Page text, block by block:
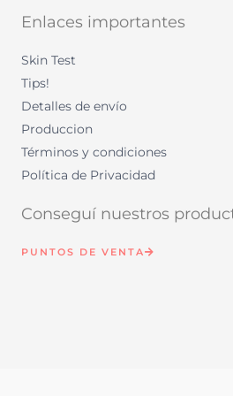
Enlaces importantes
Skin Test
Tips!
Detalles de envío
Produccion
Términos y condiciones
Política de Privacidad
Conseguí nuestros
PUNTOS DE VENTA